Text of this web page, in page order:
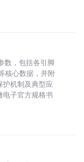
数，包括各引脚
核心数据，并附
护机制及典型应
电子官方规格书